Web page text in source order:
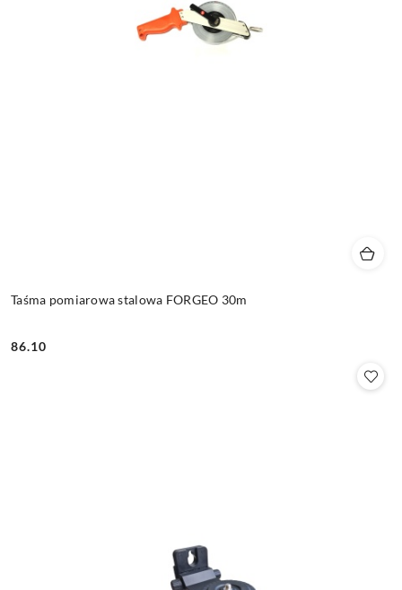
Taśma pomiarowa stalowa FORGEO 30m
Cena:
86.10